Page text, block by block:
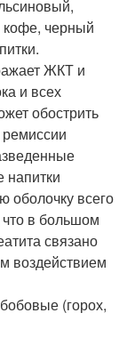
черный
ЖКТ и
и всех
обострить
напитки
оболочку всего
что в большом
связано
воздействием
(горох,